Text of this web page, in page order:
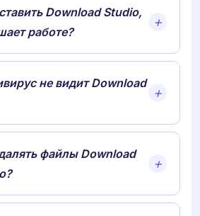
Download Studio,
работе?
не видит Download
файлы Download